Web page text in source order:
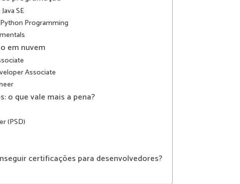
SE
Programming
em nuvem
Associate
o que vale mais a pena?
(PSD)
certificações para desenvolvedores?